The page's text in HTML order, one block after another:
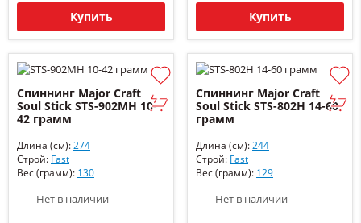
Купить Купить
Спиннинг Major Craft
Soul Stick STS-902MH 10-
42 грамм
Длина (см):274
Строй: Fast
Вес (грамм): 130
Нет в наличии
Спиннинг Major Craft
Soul Stick STS-802H 14-60
грамм
Длина (см):244
Строй: Fast
Вес (грамм): 129
Нет в наличии